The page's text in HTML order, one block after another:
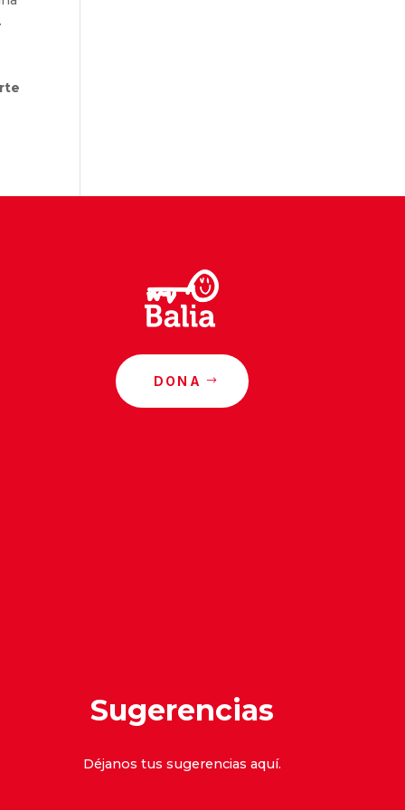
DONA
Sugerencias
Déjanos tus sugerencias aquí.